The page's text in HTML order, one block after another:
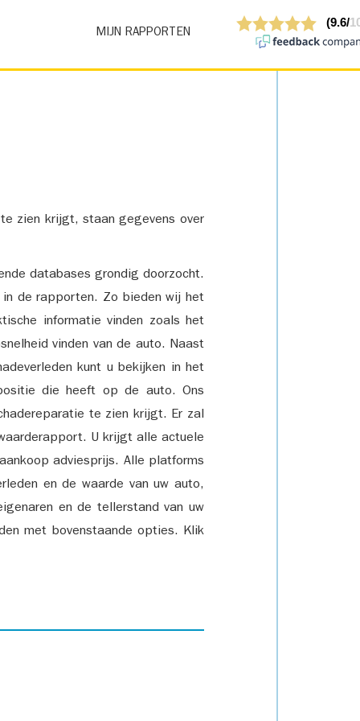
MIJN RAPPORTEN
zien krijgt, staan gegevens over
databases grondig doorzocht.
de rapporten. Zo bieden wij het
informatie vinden zoals het
vinden van de auto. Naast
kunt u bekijken in het
die heeft op de auto. Ons
te zien krijgt. Er zal
U krijgt alle actuele
adviesprijs. Alle platforms
en de waarde van uw auto,
en de tellerstand van uw
met bovenstaande opties. Klik